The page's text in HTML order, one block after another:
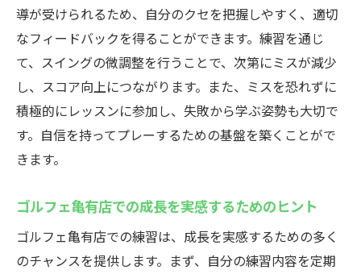
導が受けられるため、自分のクセを把握しやすく、適切
なフィードバックを得ることができます。練習を通じ
て、スイングの微調整を行うことで、次第にミスが減少
し、スコア向上につながります。また、ミスを恐れずに
積極的にレッスンに参加し、失敗から学ぶ姿勢も大切で
す。自信を持ってプレーするための基盤を築くことがで
きます。
ゴルフェ亀有店での成長を実感するためのヒント
ゴルフェ亀有店での練習は、成長を実感するための多く
のチャンスを提供します。まず、自分の練習内容を定期